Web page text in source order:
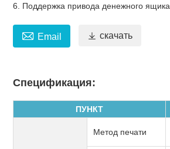
6. Поддержка привода денежного ящика
 Email  скачать
Спецификация:
ПУНКТ
Метод печати